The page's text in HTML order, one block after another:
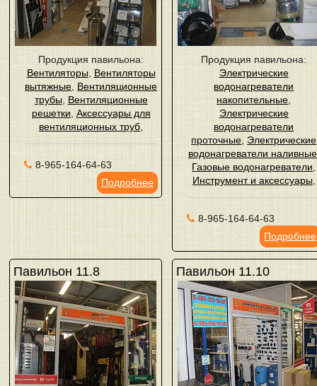
Продукция павильона:
Вентиляторы, Вентиляторы
вытяжные, Вентиляционные
трубы, Вентиляционные
решетки, Аксессуары для
вентиляционных труб,
8-965-164-64-63
Подробнее
Продукция павильона:
Электрические
водонагреватели
накопительные,
Электрические
водонагреватели
проточные, Электрические
водонагреватели наливные
Газовые водонагреватели,
Инструмент и аксессуары,
8-965-164-64-63
Подробнее
Павильон 11.8 Павильон 11.10